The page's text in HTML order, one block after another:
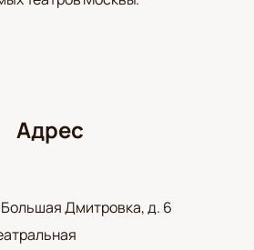
Адрес
Дмитровка, д. 6